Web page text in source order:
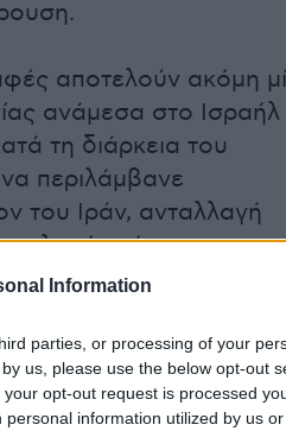
Information
parties, or processing of your
us, please use the below opt-out
opt-out request is processed
information utilized by us
αποτελούν ακόμη
ανάμεσα στο Ισραήλ
τη διάρκεια του
περιλάμβανε
του Ιράν, ανταλλαγή
στόχων.
μία συστοιχία
,καθώς και
της.